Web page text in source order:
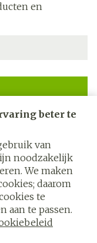
beter te
van
noodzakelijk
We maken
daarom
te
aan te passen.
en
zich in voor onze